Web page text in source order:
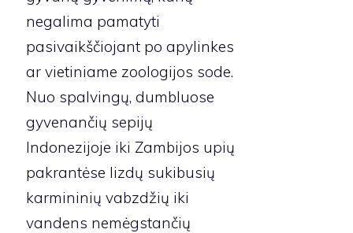
negalima pamatyti
pasivaikščiojant po apylinkes
ar vietiniame zoologijos sode.
Nuo spalvingų, dumbluose
gyvenančių sepijų
Indonezijoje iki Zambijos upių
pakrantėse lizdų sukibusių
karmininių vabzdžių iki
vandens nemėgstančių